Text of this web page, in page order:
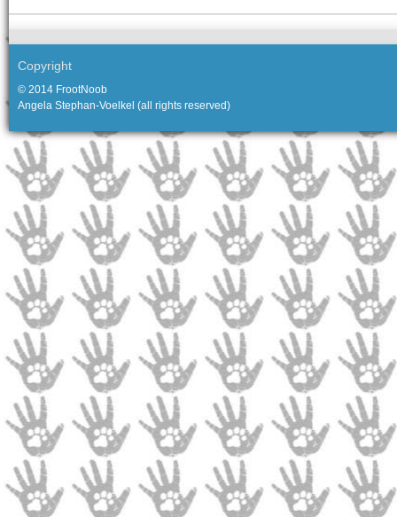
Copyright
© 2014 FrootNoob
Angela Stephan-Voelkel (all rights reserved)